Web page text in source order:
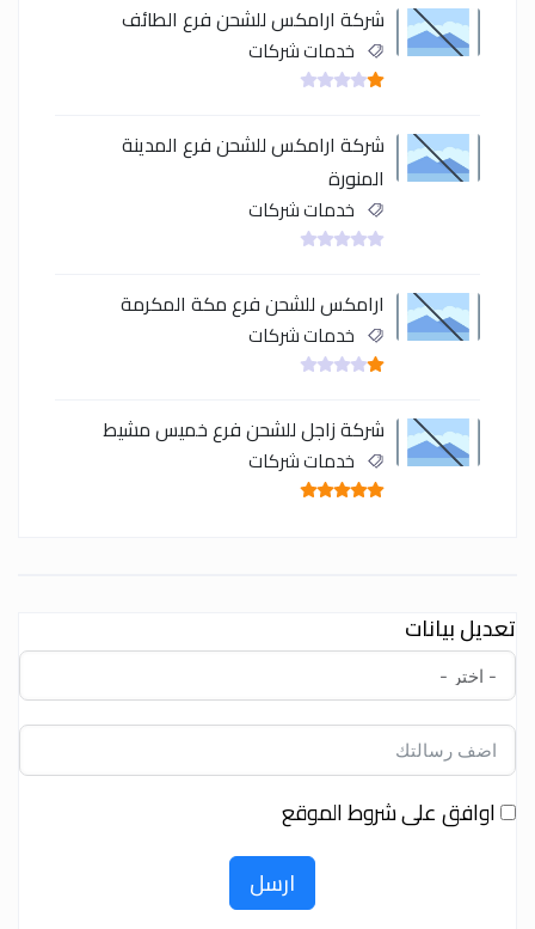
شركة ارامكس للشحن فرع الطائف
خدمات شركات
شركة ارامكس للشحن فرع المدينة
المنورة
خدمات شركات
ارامكس للشحن فرع مكة المكرمة
خدمات شركات
شركة زاجل للشحن فرع خميس مشيط
خدمات شركات
تعديل بيانات
اوافق على شروط الموقع
ارسل